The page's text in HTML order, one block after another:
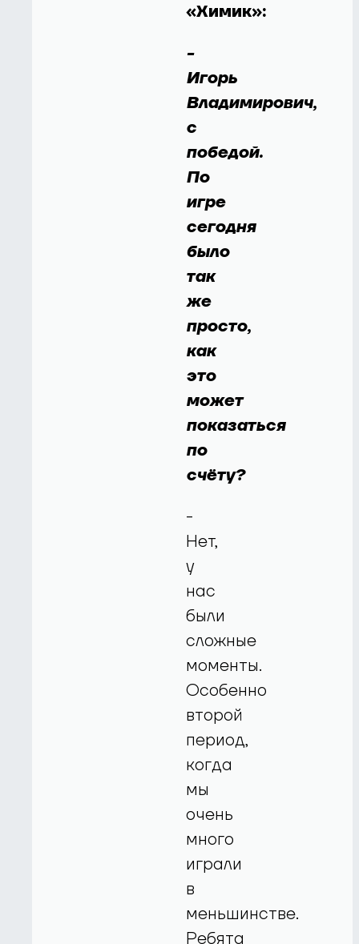
«Химик»:
-
Игорь
Владимирович,
с
победой.
По
игре
сегодня
было
так
же
просто,
как
это
может
показаться
по
счёту?
-
Нет,
у
нас
были
сложные
моменты.
Особенно
второй
период,
когда
мы
очень
много
играли
в
меньшинстве.
Ребята